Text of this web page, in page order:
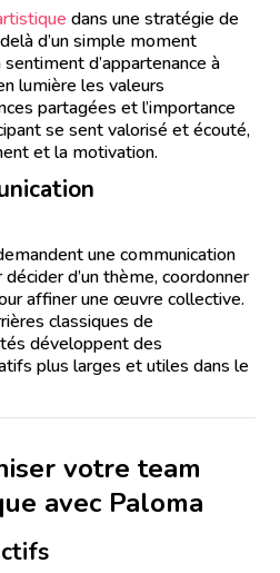
dans une stratégie de
d’un simple moment
d’appartenance à
lumière les valeurs
partagées et l’importance
se sent valorisé et écouté,
et la motivation.
une communication
d’un thème, coordonner
affiner une œuvre collective.
classiques de
développent des
plus larges et utiles dans le
votre team
avec Paloma